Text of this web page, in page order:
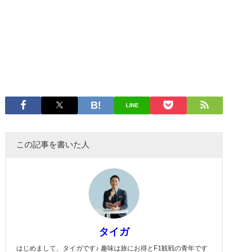
LINE
この記事を書いた人
タイガ
はじめまして、タイガです♪ 趣味は旅にお得とF1観戦の青年です